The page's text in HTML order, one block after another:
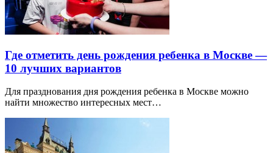
Где отметить день рождения ребенка в Москве —
10 лучших вариантов
Для празднования дня рождения ребенка в Москве можно
найти множество интересных мест…